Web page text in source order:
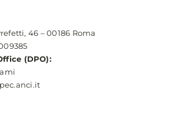
46 – 00186 Roma
(DPO):